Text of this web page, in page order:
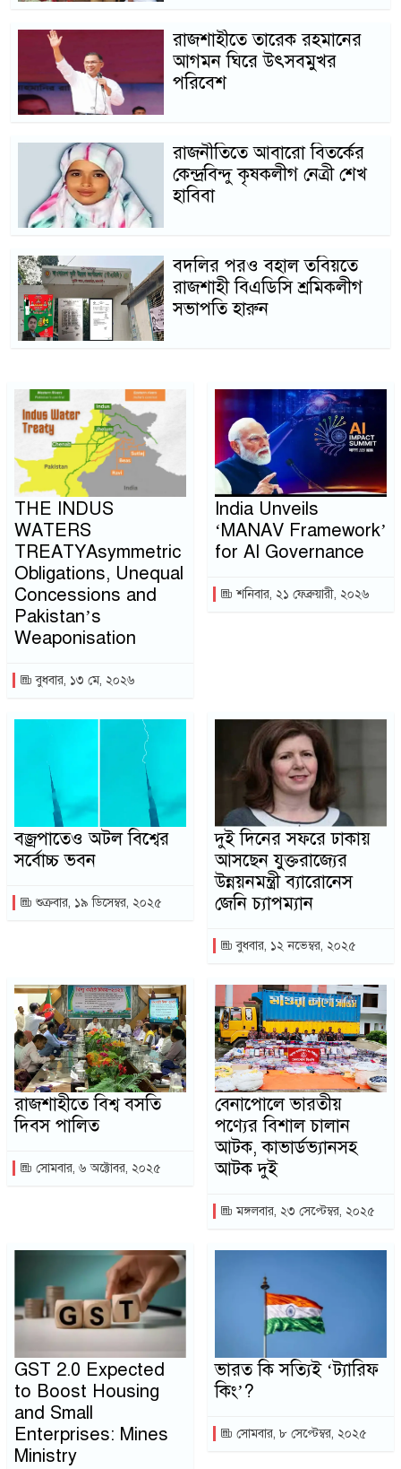
রাজশাহীতে তারেক রহমানের
আগমন ঘিরে উৎসবমুখর
পরিবেশ
রাজনীতিতে আবারো বিতর্কের
কেন্দ্রবিন্দু কৃষকলীগ নেত্রী শেখ
হাবিবা
বদলির পরও বহাল তবিয়তে
রাজশাহী বিএডিসি শ্রমিকলীগ
সভাপতি হারুন
THE INDUS
WATERS
TREATYAsymmetric
Obligations, Unequal
Concessions and
Pakistan’s
Weaponisation
বুধবার, ১৩ মে, ২০২৬
India Unveils
‘MANAV Framework’
for AI Governance
শনিবার, ২১ ফেব্রুয়ারী, ২০২৬
বজ্রপাতেও অটল বিশ্বের
সর্বোচ্চ ভবন
শুক্রবার, ১৯ ডিসেম্বর, ২০২৫
দুই দিনের সফরে ঢাকায়
আসছেন যুক্তরাজ্যের
উন্নয়নমন্ত্রী ব্যারোনেস
জেনি চ্যাপম্যান
বুধবার, ১২ নভেম্বর, ২০২৫
রাজশাহীতে বিশ্ব বসতি
দিবস পালিত
সোমবার, ৬ অক্টোবর, ২০২৫
বেনাপোলে ভারতীয়
পণ্যের বিশাল চালান
আটক, কাভার্ডভ্যানসহ
আটক দুই
মঙ্গলবার, ২৩ সেপ্টেম্বর, ২০২৫
GST 2.0 Expected
to Boost Housing
and Small
Enterprises: Mines
Ministry
ভারত কি সত্যিই ‘ট্যারিফ
কিং’?
সোমবার, ৮ সেপ্টেম্বর, ২০২৫